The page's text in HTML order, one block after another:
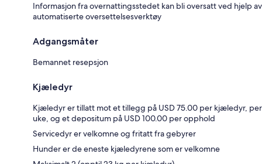
Informasjon fra overnattingsstedet kan bli oversatt ved hjelp av
automatiserte oversettelsesverktøy
Adgangsmåter
Bemannet resepsjon
Kjæledyr
Kjæledyr er tillatt mot et tillegg på USD 75.00 per kjæledyr, per
uke, og et depositum på USD 100.00 per opphold
Servicedyr er velkomne og fritatt fra gebyrer
Hunder er de eneste kjæledyrene som er velkomne